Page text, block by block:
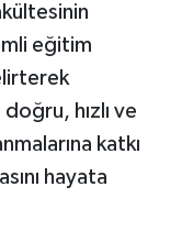
eğitim
hızlı ve
katkı
hayata